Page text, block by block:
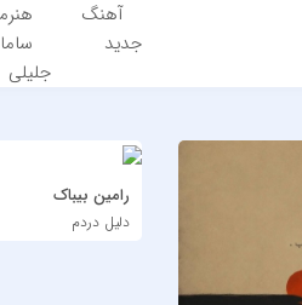
آهنگ
جدید
جلیلی
رامین بیباک
دلیل دردم